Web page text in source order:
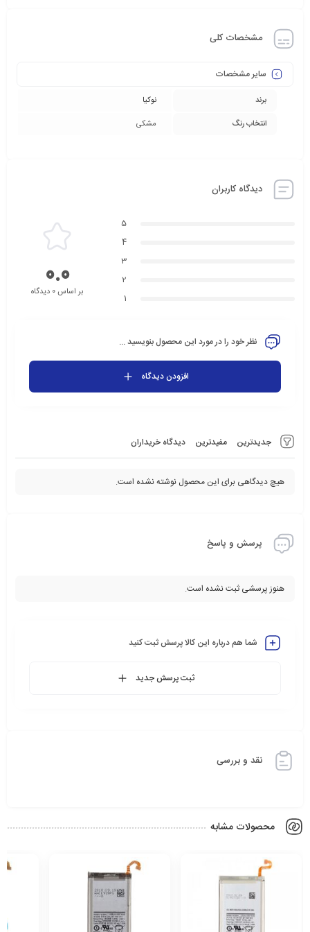
مشخصات کلی
سایر مشخصات
برند
نوکیا
انتخاب رنگ
مشکی
دیدگاه کاربران
جدیدترین مفیدترین دیدگاه خریداران
هیچ دیدگاهی برای این محصول نوشته نشده است.
5
4
3
2
1
0.0بر اساس 0 دیدگاه
نظر خود را در مورد این محصول بنویسید ...
افزودن دیدگاه
پرسش و پاسخ
هنوز پرسشی ثبت نشده است.
شما هم درباره این کالا پرسش ثبت کنید
ثبت پرسش جدید
نقد و بررسی
محصولات مشابه